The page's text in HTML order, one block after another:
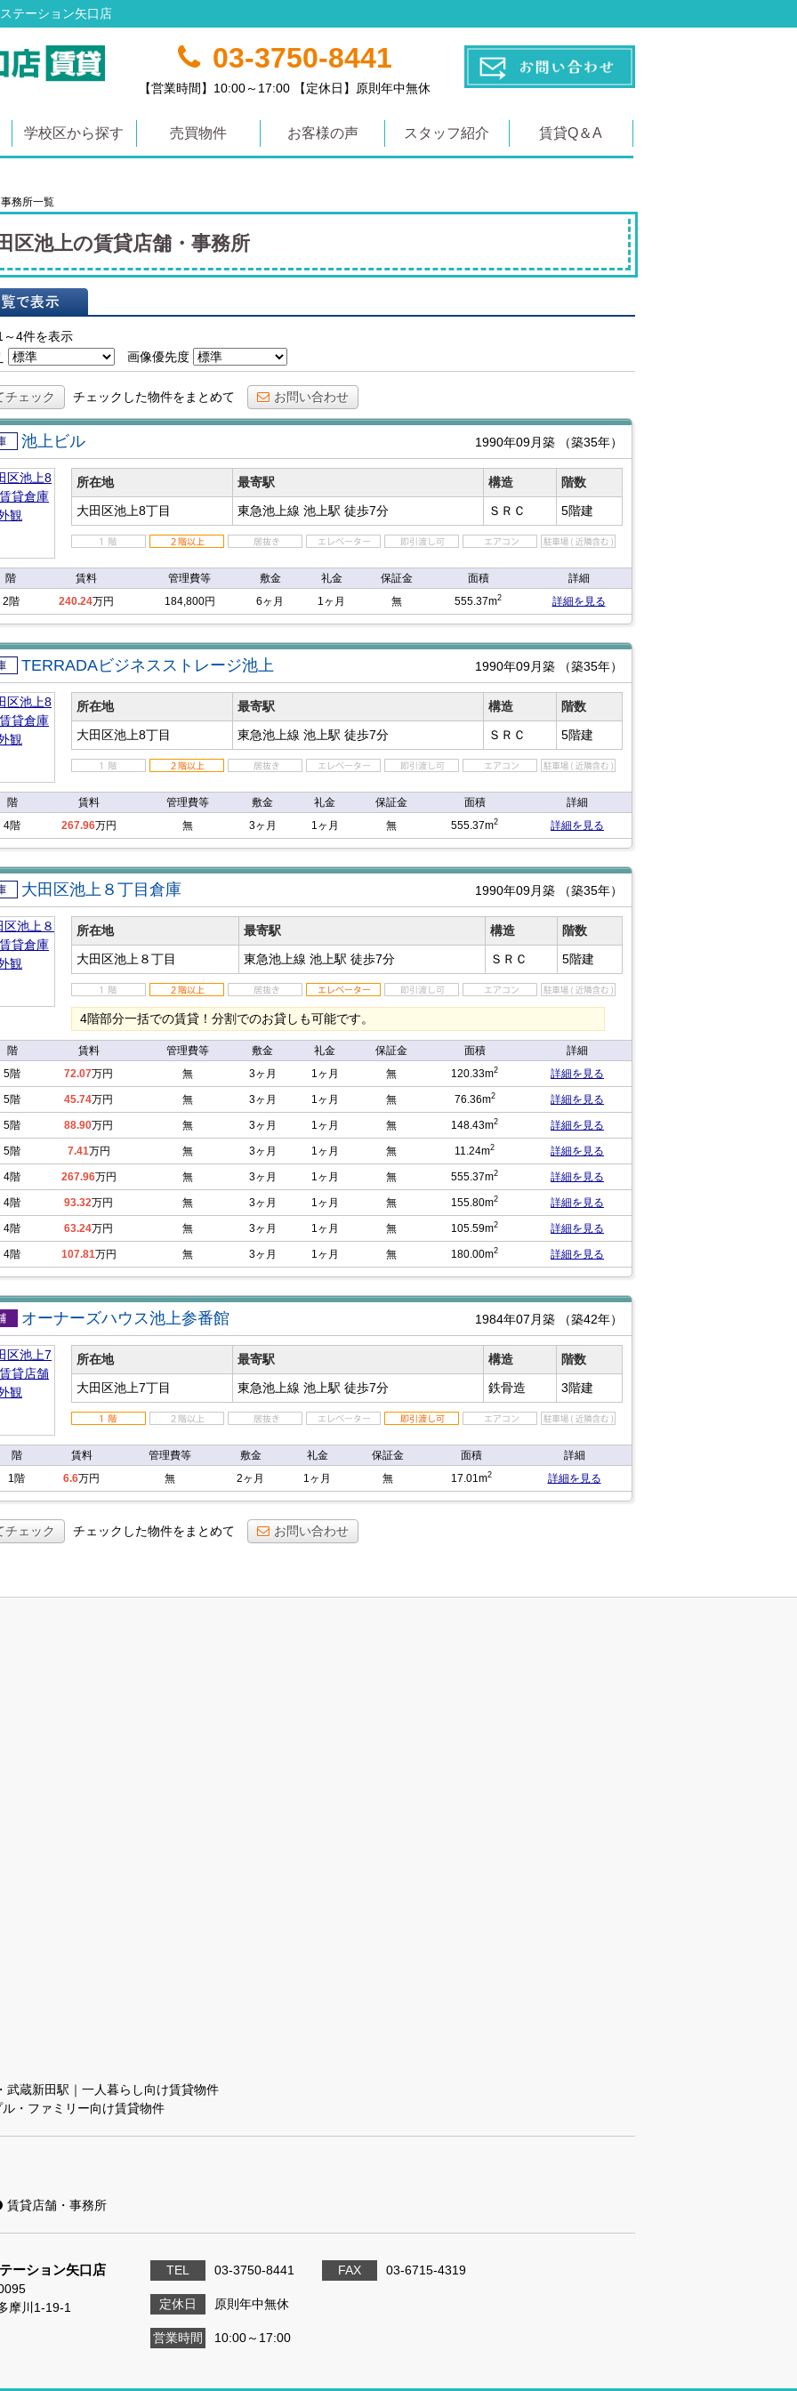
テーション矢口店
03-3750-8441
【営業時間】10:00～17:00 【定休日】原則年中無休
学校区から探す 売買物件 お客様の声 スタッフ紹介 賃貸Q＆A
務所一覧
区池上の賃貸店舗・事務所
4件を表示
画像優先度
チェック チェックした物件をまとめて お問い合わせ
池上ビル 1990年09月築 （築35年）
所在地 最寄駅 構造
階数
大田区池上8丁目
東急池上線 池上駅 徒歩7分 ＳＲＣ 5階建
階 賃料 管理費等 敷金 礼金 保証金 面積
詳細
2階
240.24万円 184,800円 6ヶ月 1ヶ月 無 555.37m2 詳細を見る
TERRADAビジネスストレージ池上 1990年09月築 （築35年）
所在地 最寄駅 構造
階数
大田区池上8丁目
東急池上線 池上駅 徒歩7分 ＳＲＣ 5階建
階 賃料 管理費等 敷金 礼金 保証金 面積
詳細
4階
267.96万円 無 3ヶ月 1ヶ月 無 555.37m2 詳細を見る
大田区池上８丁目倉庫 1990年09月築 （築35年）
所在地 最寄駅 構造
階数
大田区池上８丁目
東急池上線 池上駅 徒歩7分 ＳＲＣ 5階建
4階部分一括での賃貸！分割でのお貸しも可能です。
階 賃料 管理費等 敷金 礼金 保証金 面積
詳細
5階
72.07万円 無 3ヶ月 1ヶ月 無 120.33m2 詳細を見る
5階 45.74万円 無 3ヶ月 1ヶ月 無 76.36m2 詳細を見る
5階 88.90万円 無 3ヶ月 1ヶ月 無 148.43m2 詳細を見る
5階 7.41万円 無 3ヶ月 1ヶ月 無 11.24m2 詳細を見る
4階 267.96万円 無 3ヶ月 1ヶ月 無 555.37m2 詳細を見る
4階 93.32万円 無 3ヶ月 1ヶ月 無 155.80m2 詳細を見る
4階 63.24万円 無 3ヶ月 1ヶ月 無 105.59m2 詳細を見る
4階 107.81万円 無 3ヶ月 1ヶ月 無 180.00m2 詳細を見る
オーナーズハウス池上参番館 1984年07月築 （築42年）
所在地 最寄駅 構造
階数
大田区池上7丁目
東急池上線 池上駅 徒歩7分 鉄骨造 3階建
階 賃料 管理費等 敷金 礼金 保証金 面積
詳細
1階
6.6万円 無 2ヶ月 1ヶ月 無 17.01m2 詳細を見る
チェック チェックした物件をまとめて お問い合わせ
武蔵新田駅｜一人暮らし向け賃貸物件
・ファミリー向け賃貸物件
賃貸店舗・事務所
ーション矢口店
摩川1-19-1
TEL 03-3750-8441 FAX 03-6715-4319
定休日 原則年中無休
営業時間 10:00～17:00